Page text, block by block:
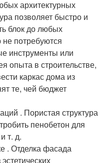
архитектурных
позволяет быстро и
блок до любых
потребуются
инструменты или
опыта в строительстве,
каркас дома из
те, чей бюджет
. Пористая структура
пенобетон для
т. д.
. Отделка фасада